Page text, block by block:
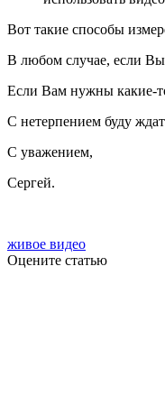
Вот такие способы
В любом случае, если Вы
Если Вам нужны какие-
С нетерпением буду
С уважением,
Сергей.
живое видео
Оцените статью